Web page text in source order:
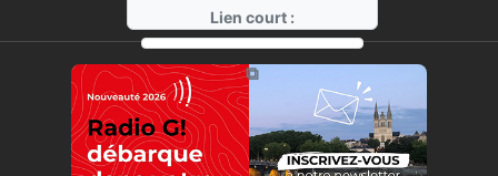
Lien court :
https://radio-g.fr?11423
⧉